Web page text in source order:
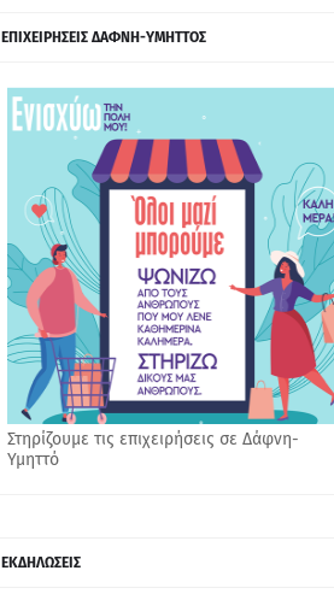
ΕΠΙΧΕΙΡΗΣΕΙΣ ΔΑΦΝΗ-ΥΜΗΤΤΟΣ
Στηρίζουμε τις επιχειρήσεις σε Δάφνη-
Υμηττό
ΕΚΔΗΛΩΣΕΙΣ